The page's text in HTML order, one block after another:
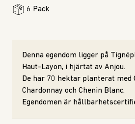
6 Pack
Denna egendom ligger på
Haut-Layon, i hjärtat av Anjou.
De har 70 hektar planterat med
Chardonnay och Chenin Blanc.
Egendomen är